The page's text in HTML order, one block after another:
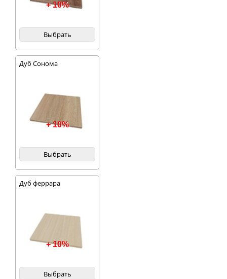
+ 10%
Выбрать
Дуб Сонома
+ 10%
Выбрать
Дуб феррара
+ 10%
Выбрать